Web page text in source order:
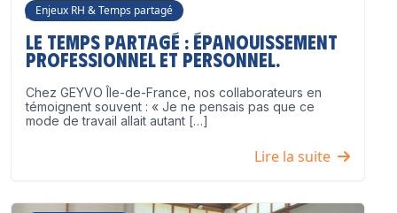
Enjeux RH & Temps partagé
17 juillet 2025 Geyvo
Le temps partagé : épanouissement
professionnel ET personnel.
Chez GEYVO Île-de-France, nos collaborateurs en
témoignent souvent : « Je ne pensais pas que ce
mode de travail allait autant […]
Lire la suite